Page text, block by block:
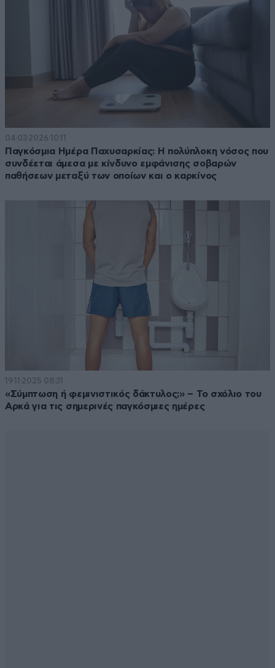
04·03·2026 10:11
Παγκόσμια Ημέρα Παχυσαρκίας: Η πολύπλοκη νόσος που
συνδέεται άμεσα με κίνδυνο εμφάνισης σοβαρών
παθήσεων μεταξύ των οποίων και ο καρκίνος
19·11·2025 08:31
«Σύμπτωση ή φεμινιστικός δάκτυλος;» – Το σχόλιο του
Αρκά για τις σημερινές παγκόσμιες ημέρες